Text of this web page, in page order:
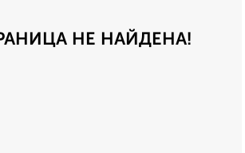
НЕ НАЙДЕНА!